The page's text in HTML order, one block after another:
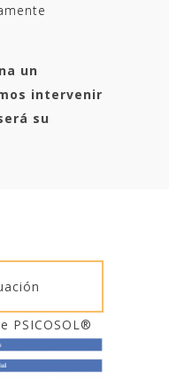
un
intervenir
su
PSICOSOL®